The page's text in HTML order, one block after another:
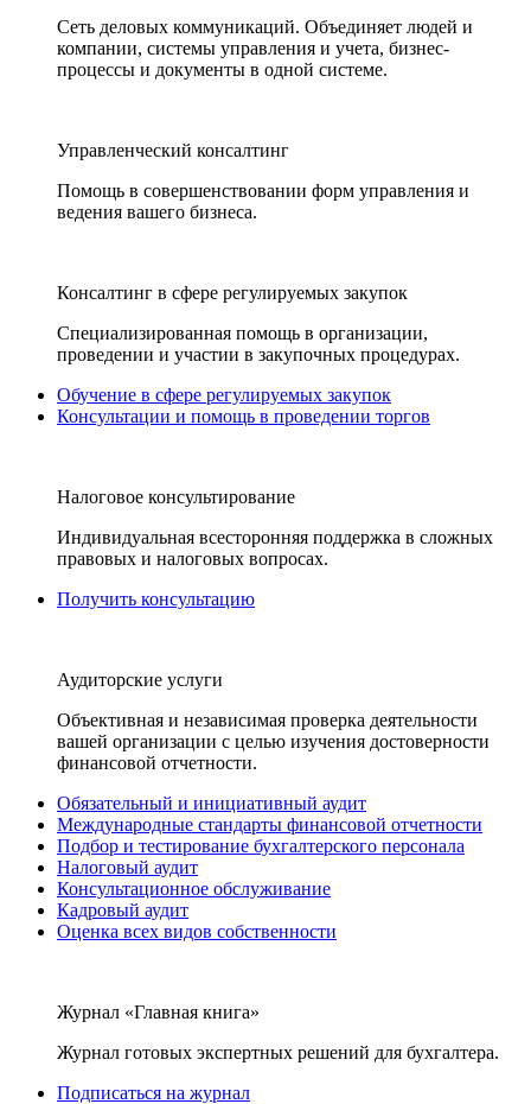
Сеть деловых коммуникаций. Объединяет людей и
компании, системы управления и учета, бизнес-
процессы и документы в одной системе.
Управленческий консалтинг
Помощь в совершенствовании форм управления и
ведения вашего бизнеса.
Консалтинг в сфере регулируемых закупок
Специализированная помощь в организации,
проведении и участии в закупочных процедурах.
Обучение в сфере регулируемых закупок
Консультации и помощь в проведении торгов
Налоговое консультирование
Индивидуальная всесторонняя поддержка в сложных
правовых и налоговых вопросах.
Получить консультацию
Аудиторские услуги
Объективная и независимая проверка деятельности
вашей организации с целью изучения достоверности
финансовой отчетности.
Обязательный и инициативный аудит
Международные стандарты финансовой отчетности
Подбор и тестирование бухгалтерского персонала
Налоговый аудит
Консультационное обслуживание
Кадровый аудит
Оценка всех видов собственности
Журнал «Главная книга»
Журнал готовых экспертных решений для бухгалтера.
Подписаться на журнал